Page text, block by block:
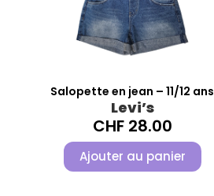
Salopette en jean – 11/12 ans
Levi’s
CHF28.00
Ajouter au panier